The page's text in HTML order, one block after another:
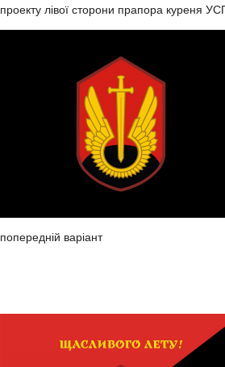
проекту лівої сторони прапора куреня
попередній варіант